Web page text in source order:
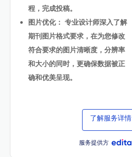
程，完成投稿。
图片优化： 专业设计师深入了解
期刊图片格式要求，在为您修改
符合要求的图片清晰度，分辨率
和大小的同时，更确保数据被正
确和优美呈现。
了解服务详情
服务提供方